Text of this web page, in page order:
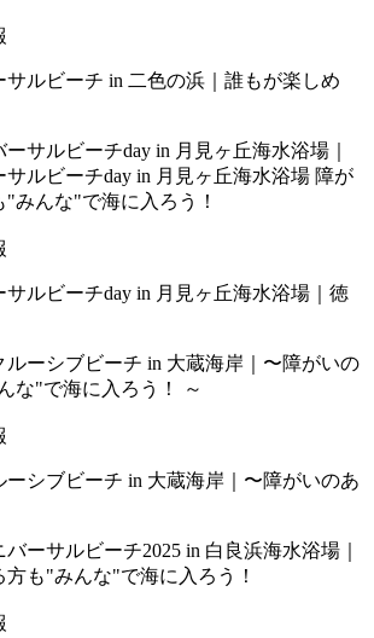
サルビーチ in 二色の浜｜誰もが楽しめ
サルビーチday in 月見ヶ丘海水浴場｜徳
ーシブビーチ in 大蔵海岸｜〜障がいのあ